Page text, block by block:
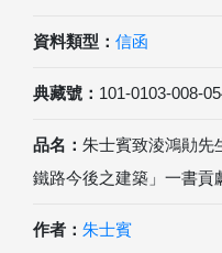
資料類型： 信函
典藏號： 101-0103-008-
品名： 朱士賓致淩鴻勛先
鐵路今後之建築」一書貢
作者： 朱士賓